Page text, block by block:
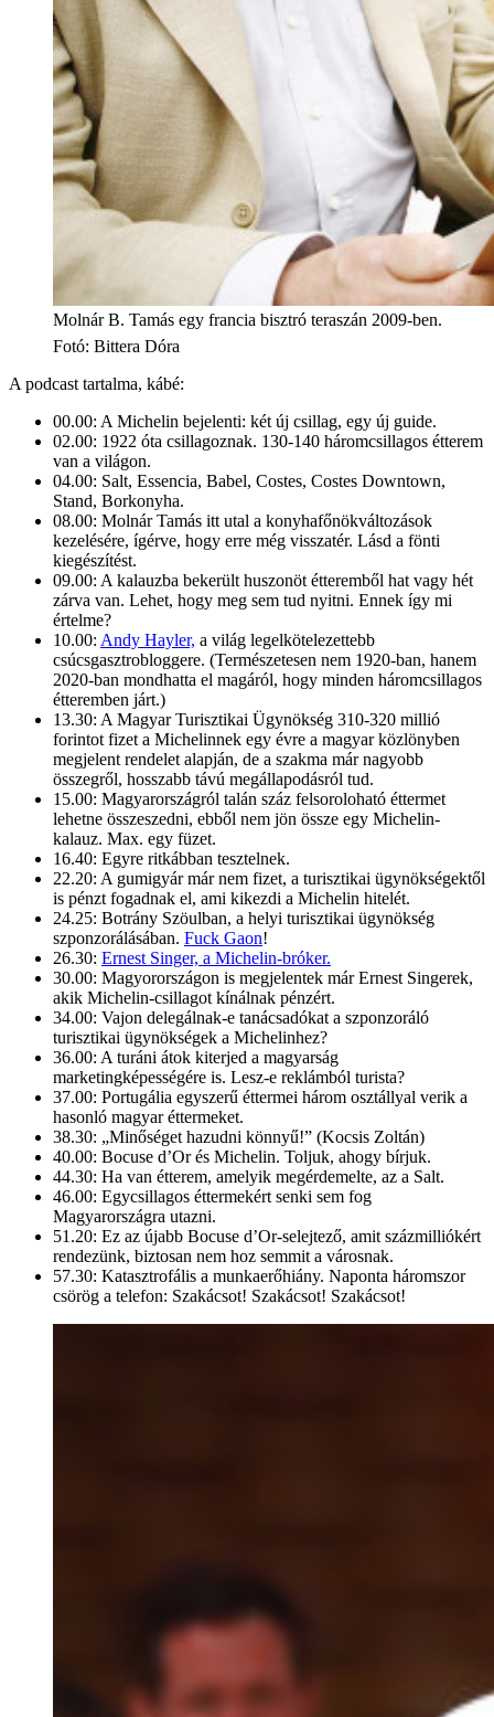
Molnár B. Tamás egy francia bisztró teraszán 2009-ben.
Fotó: Bittera Dóra
A podcast tartalma, kábé:
00.00: A Michelin bejelenti: két új csillag, egy új guide.
02.00: 1922 óta csillagoznak. 130-140 háromcsillagos étterem
van a világon.
04.00: Salt, Essencia, Babel, Costes, Costes Downtown,
Stand, Borkonyha.
08.00: Molnár Tamás itt utal a konyhafőnökváltozások
kezelésére, ígérve, hogy erre még visszatér. Lásd a fönti
kiegészítést.
09.00: A kalauzba bekerült huszonöt étteremből hat vagy hét
zárva van. Lehet, hogy meg sem tud nyitni. Ennek így mi
értelme?
10.00: Andy Hayler, a világ legelkötelezettebb
csúcsgasztrobloggere. (Természetesen nem 1920-ban, hanem
2020-ban mondhatta el magáról, hogy minden háromcsillagos
étteremben járt.)
13.30: A Magyar Turisztikai Ügynökség 310-320 millió
forintot fizet a Michelinnek egy évre a magyar közlönyben
megjelent rendelet alapján, de a szakma már nagyobb
összegről, hosszabb távú megállapodásról tud.
15.00: Magyarországról talán száz felsoroloható éttermet
lehetne összeszedni, ebből nem jön össze egy Michelin-
kalauz. Max. egy füzet.
16.40: Egyre ritkábban tesztelnek.
22.20: A gumigyár már nem fizet, a turisztikai ügynökségektől
is pénzt fogadnak el, ami kikezdi a Michelin hitelét.
24.25: Botrány Szöulban, a helyi turisztikai ügynökség
szponzorálásában. Fuck Gaon!
26.30: Ernest Singer, a Michelin-bróker.
30.00: Magyorországon is megjelentek már Ernest Singerek,
akik Michelin-csillagot kínálnak pénzért.
34.00: Vajon delegálnak-e tanácsadókat a szponzoráló
turisztikai ügynökségek a Michelinhez?
36.00: A turáni átok kiterjed a magyarság
marketingképességére is. Lesz-e reklámból turista?
37.00: Portugália egyszerű éttermei három osztállyal verik a
hasonló magyar éttermeket.
38.30: „Minőséget hazudni könnyű!” (Kocsis Zoltán)
40.00: Bocuse d’Or és Michelin. Toljuk, ahogy bírjuk.
44.30: Ha van étterem, amelyik megérdemelte, az a Salt.
46.00: Egycsillagos éttermekért senki sem fog
Magyarországra utazni.
51.20: Ez az újabb Bocuse d’Or-selejtező, amit százmilliókért
rendezünk, biztosan nem hoz semmit a városnak.
57.30: Katasztrofális a munkaerőhiány. Naponta háromszor
csörög a telefon: Szakácsot! Szakácsot! Szakácsot!